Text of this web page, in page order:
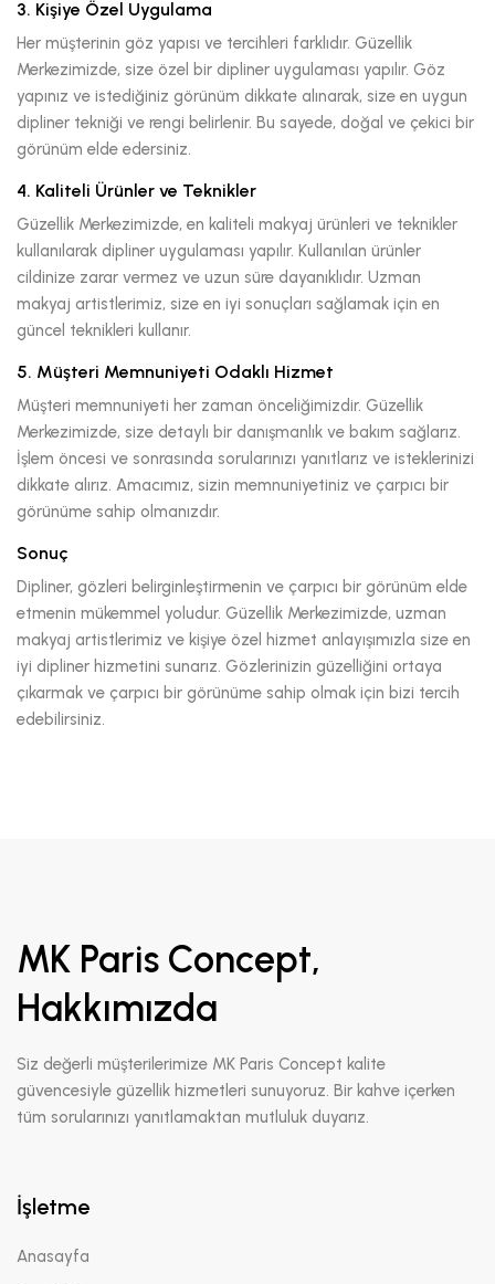
3. Kişiye Özel Uygulama
Her müşterinin göz yapısı ve tercihleri farklıdır. Güzellik
Merkezimizde, size özel bir dipliner uygulaması yapılır. Göz
yapınız ve istediğiniz görünüm dikkate alınarak, size en uygun
dipliner tekniği ve rengi belirlenir. Bu sayede, doğal ve çekici bir
görünüm elde edersiniz.
4. Kaliteli Ürünler ve Teknikler
Güzellik Merkezimizde, en kaliteli makyaj ürünleri ve teknikler
kullanılarak dipliner uygulaması yapılır. Kullanılan ürünler
cildinize zarar vermez ve uzun süre dayanıklıdır. Uzman
makyaj artistlerimiz, size en iyi sonuçları sağlamak için en
güncel teknikleri kullanır.
5. Müşteri Memnuniyeti Odaklı Hizmet
Müşteri memnuniyeti her zaman önceliğimizdir. Güzellik
Merkezimizde, size detaylı bir danışmanlık ve bakım sağlarız.
İşlem öncesi ve sonrasında sorularınızı yanıtlarız ve isteklerinizi
dikkate alırız. Amacımız, sizin memnuniyetiniz ve çarpıcı bir
görünüme sahip olmanızdır.
Sonuç
Dipliner, gözleri belirginleştirmenin ve çarpıcı bir görünüm elde
etmenin mükemmel yoludur. Güzellik Merkezimizde, uzman
makyaj artistlerimiz ve kişiye özel hizmet anlayışımızla size en
iyi dipliner hizmetini sunarız. Gözlerinizin güzelliğini ortaya
çıkarmak ve çarpıcı bir görünüme sahip olmak için bizi tercih
edebilirsiniz.
MK Paris Concept,
Hakkımızda
Siz değerli müşterilerimize MK Paris Concept kalite
güvencesiyle güzellik hizmetleri sunuyoruz. Bir kahve içerken
tüm sorularınızı yanıtlamaktan mutluluk duyarız.
İşletme
Anasayfa